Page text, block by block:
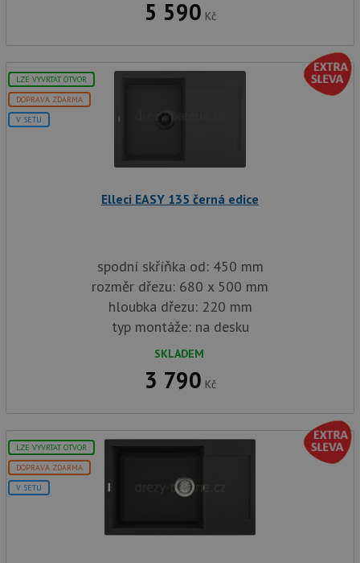
5 590 Kč
LZE VYVRTAT OTVOR
DOPRAVA ZDARMA
V SETU
Elleci EASY 135 černá edice
spodní skříňka od: 450 mm
rozměr dřezu: 680 x 500 mm
hloubka dřezu: 220 mm
typ montáže: na desku
SKLADEM
3 790 Kč
LZE VYVRTAT OTVOR
DOPRAVA ZDARMA
V SETU